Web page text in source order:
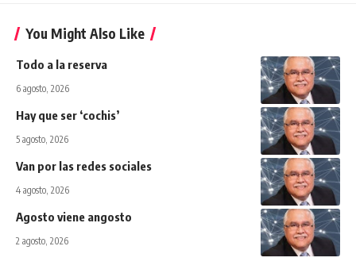
You Might Also Like
Todo a la reserva
6 agosto, 2026
Hay que ser ‘cochis’
5 agosto, 2026
Van por las redes sociales
4 agosto, 2026
Agosto viene angosto
2 agosto, 2026